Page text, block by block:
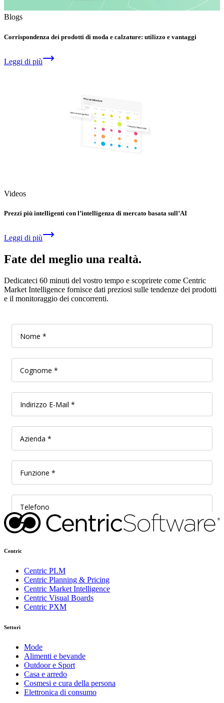
Blogs
Corrispondenza dei prodotti di moda e calzature: utilizzo e vantaggi
Leggi di più
Videos
Prezzi più intelligenti con l’intelligenza di mercato basata sull’AI
Leggi di più
Fate del meglio una realtà.
Dedicateci 60 minuti del vostro tempo e scoprirete come Centric
Market Intelligence fornisce dati preziosi sulle tendenze dei prodotti
e il monitoraggio dei concorrenti.
Centric
Centric PLM
Centric Planning & Pricing
Centric Market Intelligence
Centric Visual Boards
Centric PXM
Settori
Mode
Alimenti e bevande
Outdoor e Sport
Casa e arredo
Cosmesi e cura della persona
Elettronica di consumo